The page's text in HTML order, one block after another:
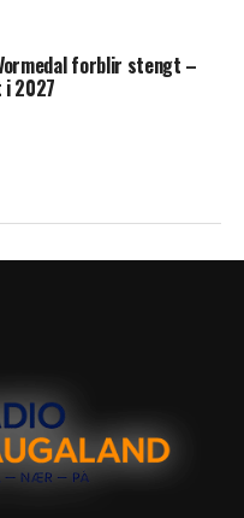
forblir stengt –
2027